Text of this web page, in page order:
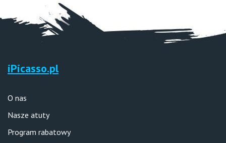
iPicasso.pl
O nas
Nasze atuty
Program rabatowy